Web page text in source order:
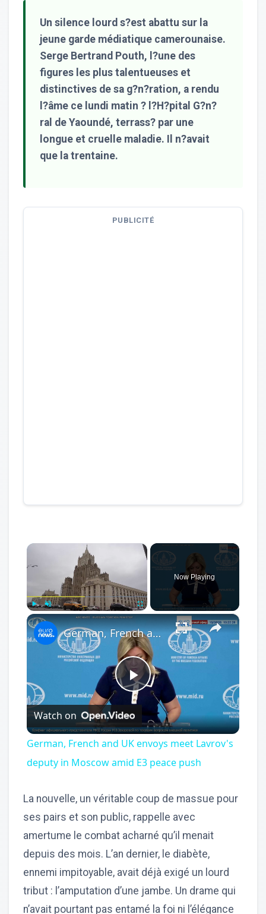
Un silence lourd s?est abattu sur la
jeune garde médiatique camerounaise.
Serge Bertrand Pouth, l?une des
figures les plus talentueuses et
distinctives de sa g?n?ration, a rendu
l?âme ce lundi matin ? l?H?pital G?n?
ral de Yaoundé, terrass? par une
longue et cruelle maladie. Il n?avait
que la trentaine.
PUBLICITÉ
×
Play
Now Playing
×
Play
Video
German, French and UK envoys meet Lavrov's deputy in Moscow amid E3 peace push
Watch on
German, French and UK envoys meet Lavrov's
deputy in Moscow amid E3 peace push
La nouvelle, un véritable coup de massue pour
ses pairs et son public, rappelle avec
amertume le combat acharné qu’il menait
depuis des mois. L’an dernier, le diabète,
ennemi impitoyable, avait déjà exigé un lourd
tribut : l’amputation d’une jambe. Un drame qui
n’avait pourtant pas entamé la foi ni l’élégance